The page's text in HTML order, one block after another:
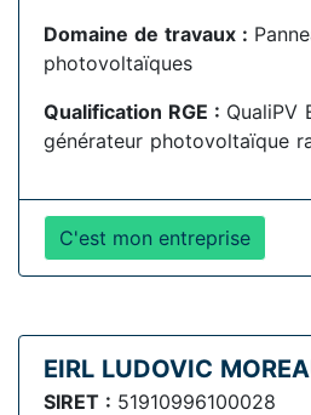
Domaine de travaux :
photovoltaïques
Qualification RGE : QualiPV
générateur photovoltaïque
C'est mon entreprise
EIRL LUDOVIC
SIRET : 51910996100028